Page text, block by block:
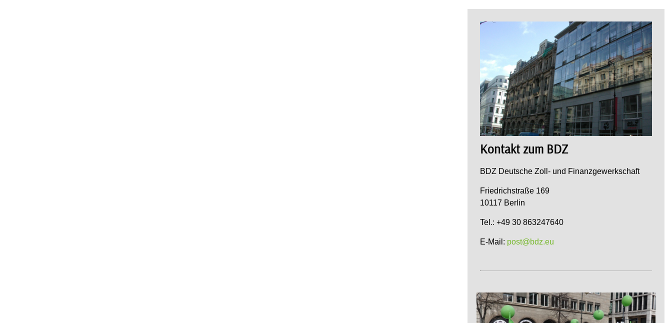
Kontakt zum BDZ
BDZ Deutsche Zoll- und Finanzgewerkschaft
Friedrichstraße 169
10117 Berlin
Tel.: +49 30 863247640
E-Mail: post@bdz.eu